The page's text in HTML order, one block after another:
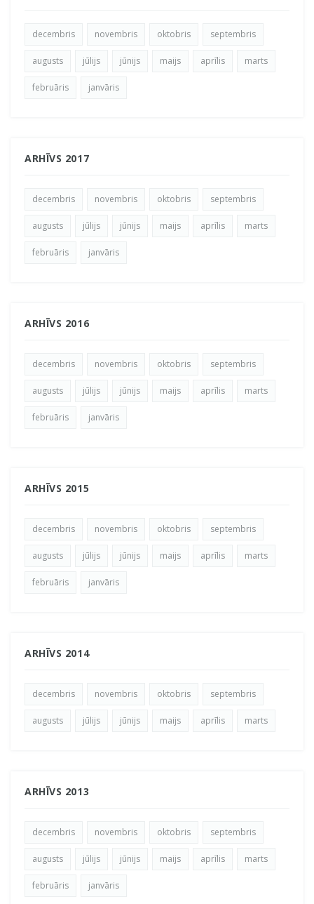
decembris novembris oktobris septembris
augusts jūlijs jūnijs maijs aprīlis marts
februāris janvāris
ARHĪVS 2017
decembris novembris oktobris septembris
augusts jūlijs jūnijs maijs aprīlis marts
februāris janvāris
ARHĪVS 2016
decembris novembris oktobris septembris
augusts jūlijs jūnijs maijs aprīlis marts
februāris janvāris
ARHĪVS 2015
decembris novembris oktobris septembris
augusts jūlijs jūnijs maijs aprīlis marts
februāris janvāris
ARHĪVS 2014
decembris novembris oktobris septembris
augusts jūlijs jūnijs maijs aprīlis marts
ARHĪVS 2013
decembris novembris oktobris septembris
augusts jūlijs jūnijs maijs aprīlis marts
februāris janvāris